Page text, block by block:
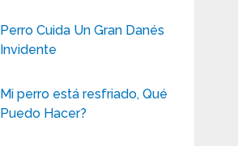
Perro Cuida Un Gran Danés
Invidente
Mi perro está resfriado, Qué
Puedo Hacer?